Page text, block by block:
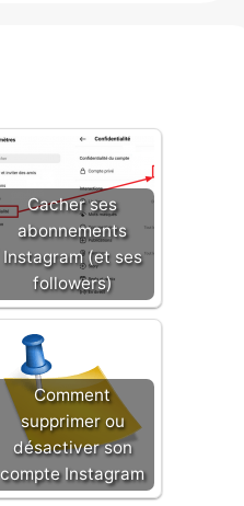
Cacher ses
abonnements
Instagram (et ses
followers)
Comment
supprimer ou
désactiver son
compte Instagram